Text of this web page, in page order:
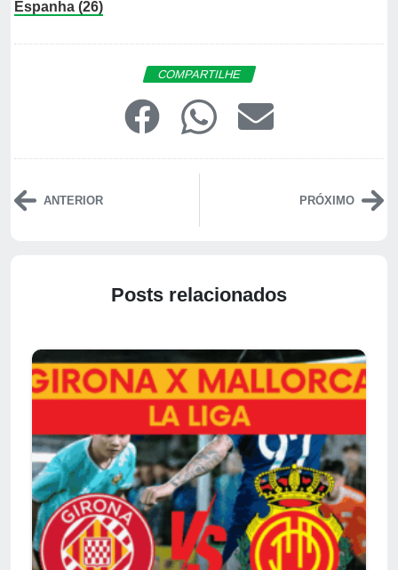
Espanha (26)
COMPARTILHE
ANTERIOR PRÓXIMO
Posts relacionados